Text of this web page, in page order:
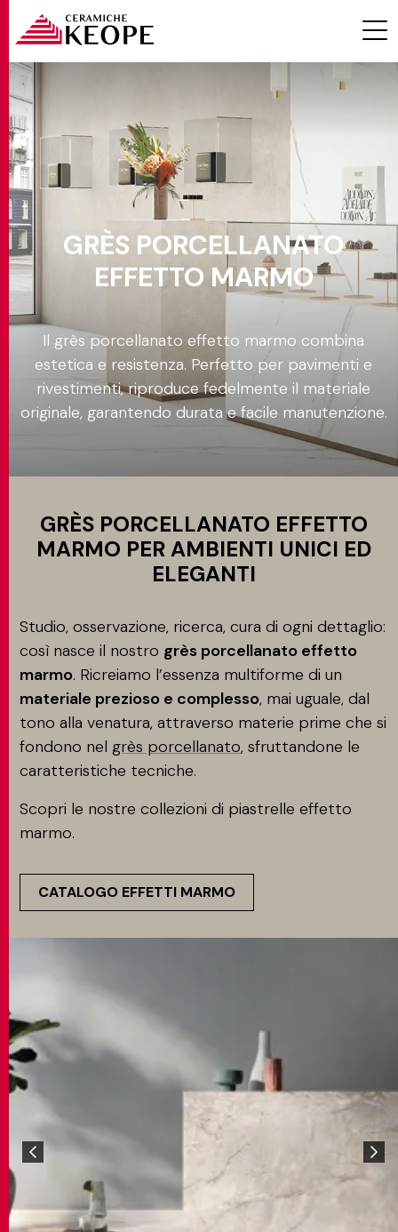
PROGETTI
EVENTI
MATCH APP
AREA RISERVATA
GRÈS PORCELLANATO
EFFETTO MARMO
Il grès porcellanato effetto marmo combina
estetica e resistenza. Perfetto per pavimenti e
rivestimenti, riproduce fedelmente il materiale
originale, garantendo durata e facile manutenzione.
GRÈS PORCELLANATO EFFETTO
MARMO PER AMBIENTI UNICI ED
ELEGANTI
Studio, osservazione, ricerca, cura di ogni dettaglio:
così nasce il nostro grès porcellanato effetto
marmo. Ricreiamo l’essenza multiforme di un
materiale prezioso e complesso, mai uguale, dal
tono alla venatura, attraverso materie prime che si
fondono nel grès porcellanato, sfruttandone le
caratteristiche tecniche.
Scopri le nostre collezioni di piastrelle effetto
marmo.
CATALOGO EFFETTI MARMO
Effetto
Ambiente
Colore
Spessore
Applicazione